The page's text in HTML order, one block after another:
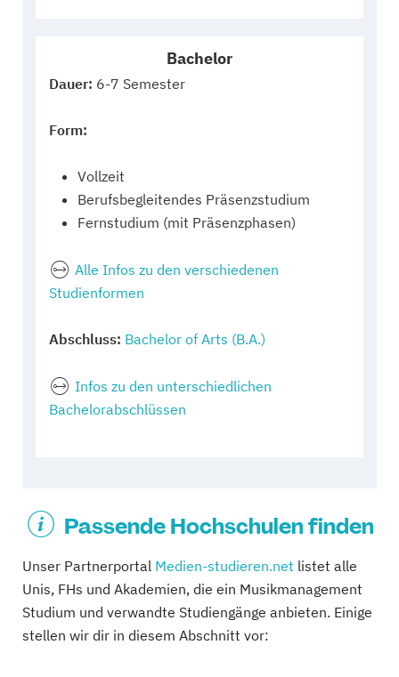
Bachelor
Dauer: 6-7 Semester
Form:
Vollzeit
Berufsbegleitendes Präsenzstudium
Fernstudium (mit Präsenzphasen)
Alle Infos zu den verschiedenen
Studienformen
Abschluss: Bachelor of Arts (B.A.)
Infos zu den unterschiedlichen
Bachelorabschlüssen
Passende Hochschulen finden
Unser Partnerportal Medien-studieren.net listet alle
Unis, FHs und Akademien, die ein Musikmanagement
Studium und verwandte Studiengänge anbieten. Einige
stellen wir dir in diesem Abschnitt vor: